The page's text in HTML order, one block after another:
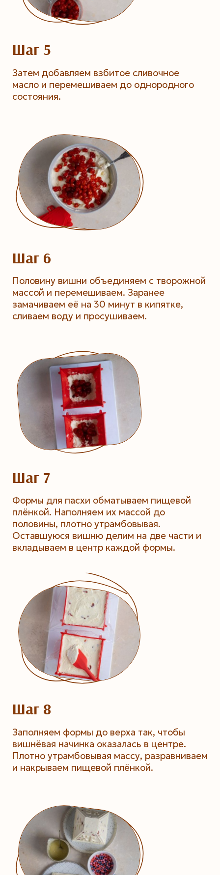
Шаг 5
Затем добавляем взбитое сливочное
масло и перемешиваем до однородного
состояния.
Шаг 6
Половину вишни объединяем с творожной
массой и перемешиваем. Заранее
замачиваем её на 30 минут в кипятке,
сливаем воду и просушиваем.
Шаг 7
Формы для пасхи обматываем пищевой
плёнкой. Наполняем их массой до
половины, плотно утрамбовывая.
Оставшуюся вишню делим на две части и
вкладываем в центр каждой формы.
Шаг 8
Заполняем формы до верха так, чтобы
вишнёвая начинка оказалась в центре.
Плотно утрамбовывая массу, разравниваем
и накрываем пищевой плёнкой.